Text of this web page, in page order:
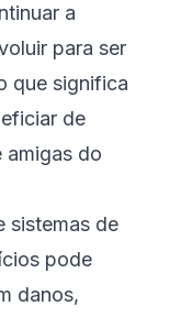
a
para ser
que significa
de
amigas do
sistemas de
pode
danos,